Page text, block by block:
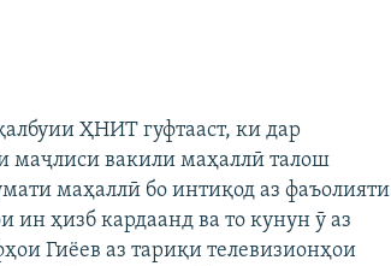
ҲНИТ гуфтааст, ки дар
маҷлиси вакили маҳаллӣ талош
маҳаллӣ бо интиқод аз фаъолияти
ин ҳизб кардаанд ва то кунун ӯ аз
Гиёев аз тариқи телевизионҳои